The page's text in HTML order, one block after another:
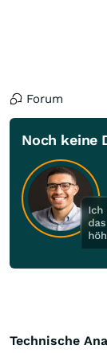
Forum
Noch keine
Technische